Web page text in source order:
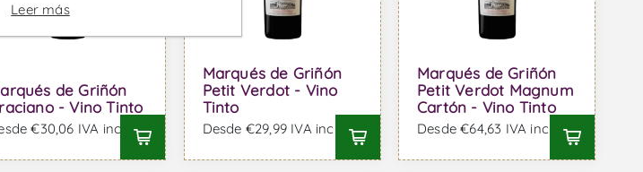
de Griñón
- Vino Tinto
€30,06 IVA incl.
Marqués de Griñón
Petit Verdot - Vino
Tinto
Desde €29,99 IVA incl.
Marqués de Griñón
Petit Verdot Magnum
Cartón - Vino Tinto
Desde €64,63 IVA incl.
Leer más